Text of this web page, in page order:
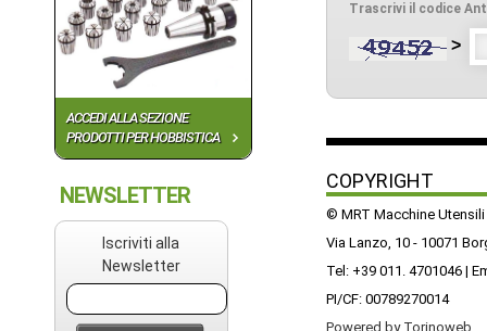
ACCEDI ALLA SEZIONE
PRODOTTI PER HOBBISTICA
NEWSLETTER
Iscriviti alla
Newsletter
Trascrivi il codice
>
COPYRIGHT
© MRT Macchine Utensili
Via Lanzo, 10 - 10071
Tel: +39 011. 4701046 |
PI/CF: 00789270014
Powered by Torinoweb